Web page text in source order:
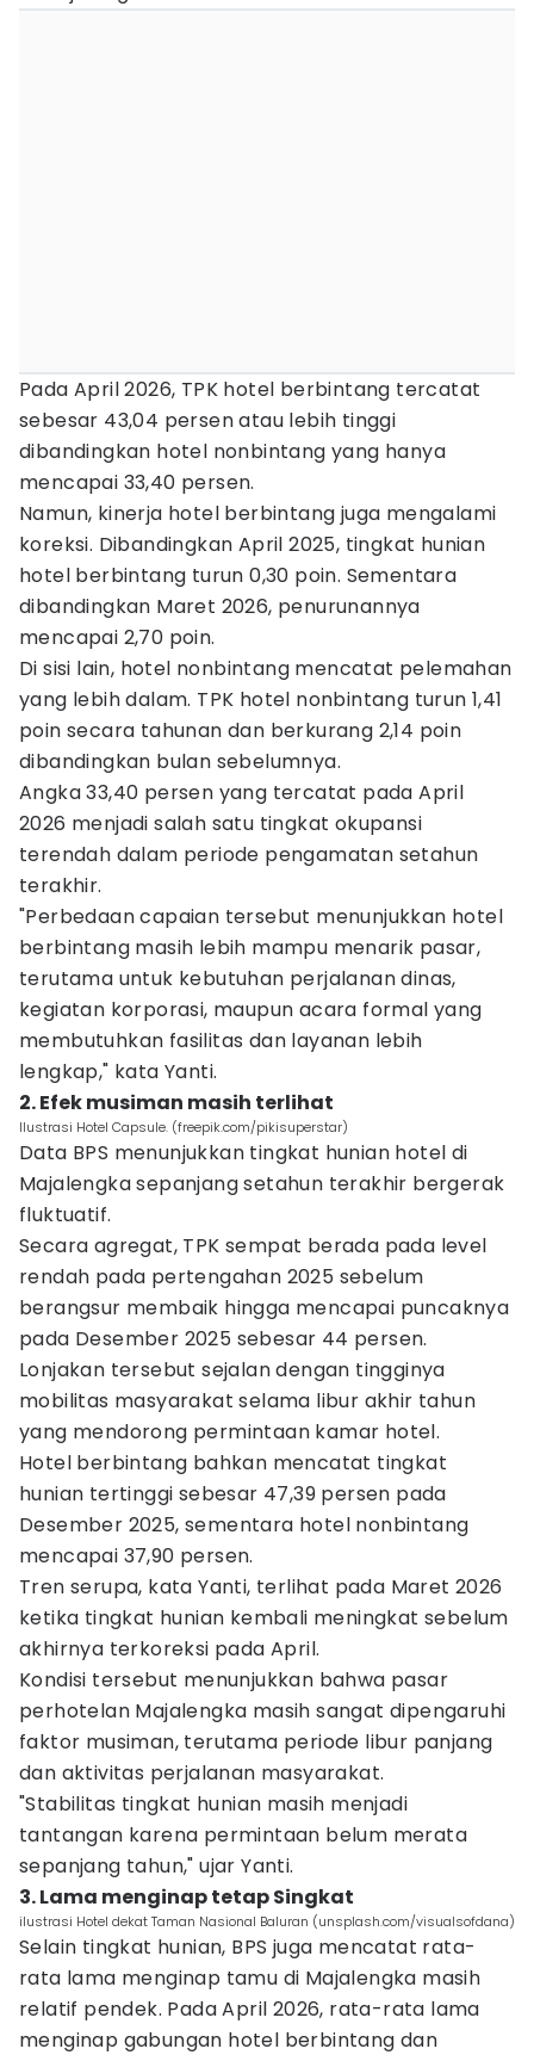
Pada April 2026, TPK hotel berbintang tercatat
sebesar 43,04 persen atau lebih tinggi
dibandingkan hotel nonbintang yang hanya
mencapai 33,40 persen.
Namun, kinerja hotel berbintang juga mengalami
koreksi. Dibandingkan April 2025, tingkat hunian
hotel berbintang turun 0,30 poin. Sementara
dibandingkan Maret 2026, penurunannya
mencapai 2,70 poin.
Di sisi lain, hotel nonbintang mencatat pelemahan
yang lebih dalam. TPK hotel nonbintang turun 1,41
poin secara tahunan dan berkurang 2,14 poin
dibandingkan bulan sebelumnya.
Angka 33,40 persen yang tercatat pada April
2026 menjadi salah satu tingkat okupansi
terendah dalam periode pengamatan setahun
terakhir.
"Perbedaan capaian tersebut menunjukkan hotel
berbintang masih lebih mampu menarik pasar,
terutama untuk kebutuhan perjalanan dinas,
kegiatan korporasi, maupun acara formal yang
membutuhkan fasilitas dan layanan lebih
lengkap," kata Yanti.
2. Efek musiman masih terlihat
Ilustrasi Hotel Capsule. (freepik.com/pikisuperstar)
Data BPS menunjukkan tingkat hunian hotel di
Majalengka sepanjang setahun terakhir bergerak
fluktuatif.
Secara agregat, TPK sempat berada pada level
rendah pada pertengahan 2025 sebelum
berangsur membaik hingga mencapai puncaknya
pada Desember 2025 sebesar 44 persen.
Lonjakan tersebut sejalan dengan tingginya
mobilitas masyarakat selama libur akhir tahun
yang mendorong permintaan kamar hotel.
Hotel berbintang bahkan mencatat tingkat
hunian tertinggi sebesar 47,39 persen pada
Desember 2025, sementara hotel nonbintang
mencapai 37,90 persen.
Tren serupa, kata Yanti, terlihat pada Maret 2026
ketika tingkat hunian kembali meningkat sebelum
akhirnya terkoreksi pada April.
Kondisi tersebut menunjukkan bahwa pasar
perhotelan Majalengka masih sangat dipengaruhi
faktor musiman, terutama periode libur panjang
dan aktivitas perjalanan masyarakat.
"Stabilitas tingkat hunian masih menjadi
tantangan karena permintaan belum merata
sepanjang tahun," ujar Yanti.
3. Lama menginap tetap Singkat
ilustrasi Hotel dekat Taman Nasional Baluran (unsplash.com/visualsofdana)
Selain tingkat hunian, BPS juga mencatat rata-
rata lama menginap tamu di Majalengka masih
relatif pendek. Pada April 2026, rata-rata lama
menginap gabungan hotel berbintang dan